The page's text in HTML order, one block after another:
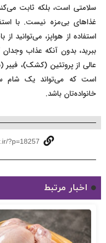
سلامتی است، بلکه ثابت
غذاهای بی‌مزه نیست. با
استفاده از هواپز، می‌توانید
ببرید، بدون آنکه عذاب وجدان
عالی از پروتئین (کشک)، فیبر
است که می‌تواند یک شام
خانواده‌تان باشد.
?p=18257
اخبار مرتبط